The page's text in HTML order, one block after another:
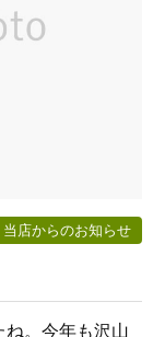
当店からのお知らせ
ね。今年も沢山